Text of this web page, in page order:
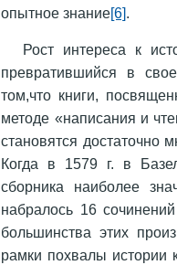
опытное знание[6].
Рост интереса к
превратившийся в
том,что книги,
методе «написания и
становятся достаточно
Когда в 1579 г. в
сборника наиболее
набралось 16
большинства этих
рамки похвалы истории